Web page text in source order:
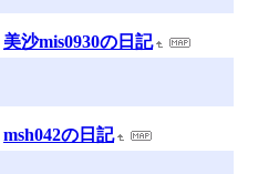
美沙mis0930の日記
msh042の日記